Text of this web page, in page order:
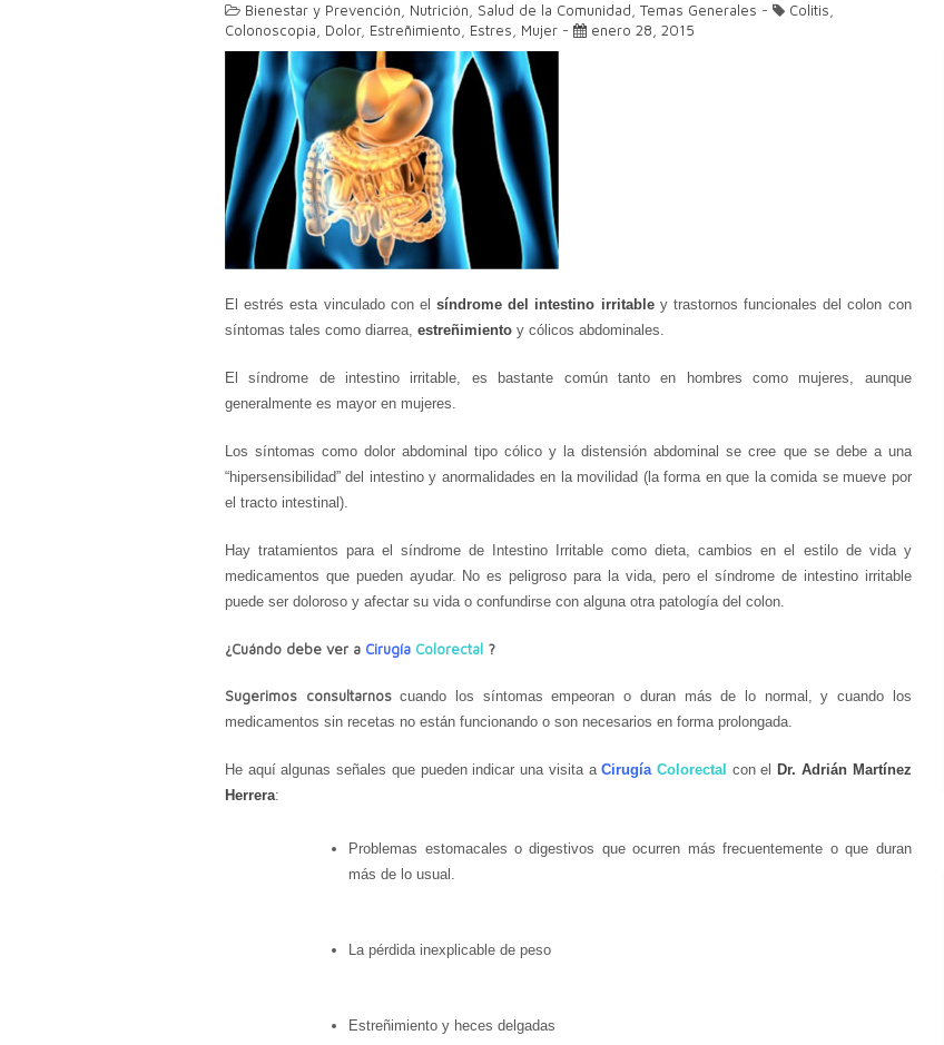
Bienestar y Prevención Nutrición Salud de la Comunidad Temas Generales - Colitis
Colonoscopia
Dolor, Estreñimiento Estres Mujer - enero 28, 2015
El estrés esta vinculado con elsíndrome del intestino irritabley trastornos funcionales del colon con
síntomas tales como diarrea, estreñimiento y cólicos abdominales.
El síndrome de intestino irritable, es bastante común tanto en hombres como mujeres, aunque
generalmente es mayor en mujeres.
Los síntomas como dolor abdominal tipo cólico y la distensión abdominal se cree que se debe a una
“hipersensibilidad” del intestino y anormalidades en la movilidad (la forma en que la comida se mueve por
el tracto intestinal).
Hay tratamientos para el síndrome de Intestino Irritable como dieta, cambios en el estilo de vida y
medicamentos que pueden ayudar. No es peligroso para la vida, pero el síndrome de intestino irritable
puede ser doloroso y afectar su vida o confundirse con alguna otra patología del colon.
¿Cuándo debe ver a Cirugía Colorectal ?
Sugerimos consultarnoscuando los síntomas empeoran o duran más de lo normal, y cuando los
medicamentos sin recetas no están funcionando o son necesarios en forma prolongada.
He aquí algunas señales que pueden indicar una visita aCirugía Colorectal con el
Dr. Adrián Martínez
Herrera:
Problemas estomacales o digestivos que ocurren más frecuentemente o que duran
más de lo usual.
La pérdida inexplicable de peso
Estreñimiento y heces delgadas